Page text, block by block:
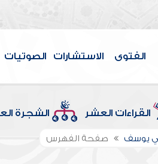
الفتوى الاستشارات الصوتيات
القراءات العشر الشجرة
يوسف صفحة الفهرس